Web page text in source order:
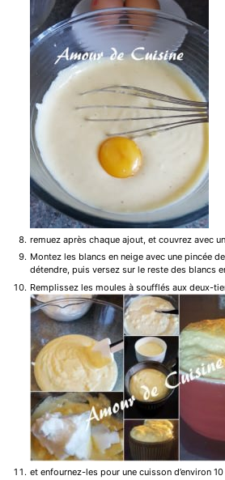
remuez après chaque ajout, et couvrez avec
Montez les blancs en neige avec une pincée
détendre, puis versez sur le reste des blancs
Remplissez les moules à soufflés aux deux-
et enfournez-les pour une cuisson d’environ